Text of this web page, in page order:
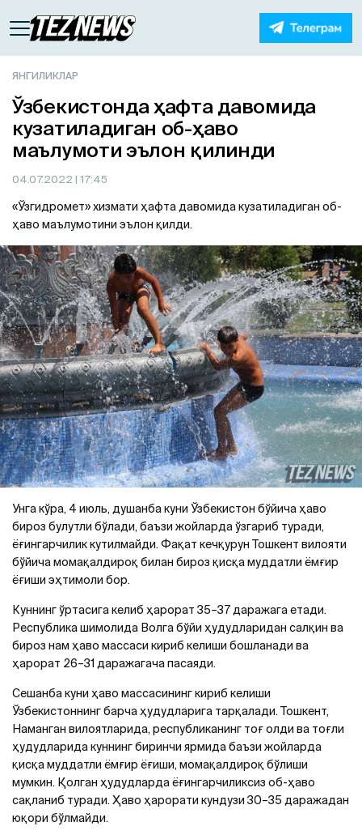
ЯНГИЛИКЛАР
Ўзбекистонда ҳафта давомида
кузатиладиган об-ҳаво
маълумоти эълон қилинди
04.07.2022 | 17:45
«Ўзгидромет» хизмати ҳафта давомида кузатиладиган об-
ҳаво маълумотини эълон қилди.
Унга кўра, 4 июль, душанба куни Ўзбекистон бўйича ҳаво
бироз булутли бўлади, баъзи жойларда ўзгариб туради,
ёғингарчилик кутилмайди. Фақат кечқурун Тошкент вилояти
бўйича момақалдироқ билан бироз қисқа муддатли ёмғир
ёғиши эҳтимоли бор.
Куннинг ўртасига келиб ҳарорат 35–37 даражага етади.
Республика шимолида Волга бўйи ҳудудларидан салқин ва
бироз нам ҳаво массаси кириб келиши бошланади ва
ҳарорат 26–31 даражагача пасаяди.
Сешанба куни ҳаво массасининг кириб келиши
Ўзбекистоннинг барча ҳудудларига тарқалади. Тошкент,
Наманган вилоятларида, республиканинг тоғ олди ва тоғли
ҳудудларида куннинг биринчи ярмида баъзи жойларда
қисқа муддатли ёмғир ёғиши, момақалдироқ бўлиши
мумкин. Қолган ҳудудларда ёғингарчиликсиз об-ҳаво
сақланиб туради. Ҳаво ҳарорати кундузи 30–35 даражадан
юқори бўлмайди.